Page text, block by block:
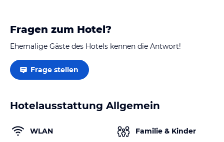
Fragen zum Hotel?
Ehemalige Gäste des Hotels kennen die Antwort!
Frage stellen
Hotelausstattung Allgemein
WLAN Familie & Kinder